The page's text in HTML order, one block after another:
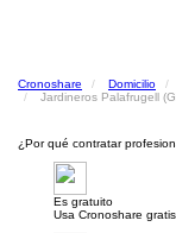
Cronoshare Domicilio
Jardineros Palafrugell
¿Por qué contratar
Es gratuito
Usa Cronoshare